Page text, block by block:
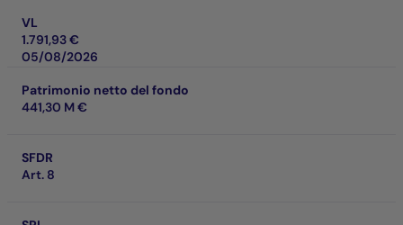
VL
1.791,93 €
05/08/2026
Patrimonio netto del fondo
441,30 M €
SFDR
Art. 8